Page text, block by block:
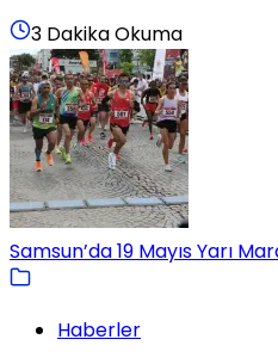
3 Dakika Okuma
Samsun’da 19 Mayıs Yarı
Haberler